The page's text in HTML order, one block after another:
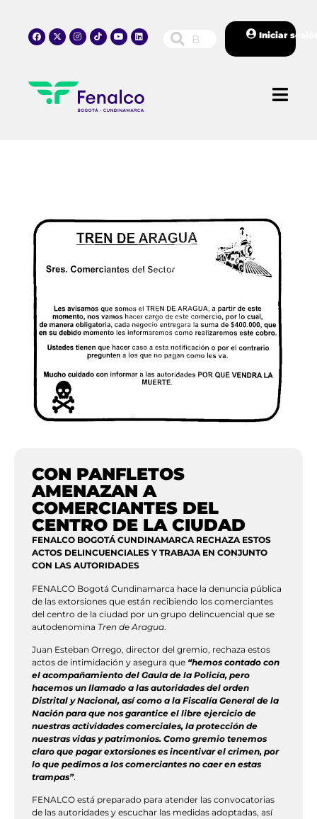
Iniciar
CON PANFLETOS
AMENAZAN A
COMERCIANTES DEL
CENTRO DE LA CIUDAD
FENALCO BOGOTÁ CUNDINAMARCA RECHAZA ESTOS
ACTOS DELINCUENCIALES Y TRABAJA EN CONJUNTO
CON LAS AUTORIDADES
FENALCO Bogotá Cundinamarca hace la denuncia pública
de las extorsiones que están recibiendo los comerciantes
del centro de la ciudad por un grupo delincuencial que se
autodenomina Tren de Aragua.
Juan Esteban Orrego, director del gremio, rechaza estos
actos de intimidación y asegura que “hemos contado con
el acompañamiento del Gaula de la Policía, pero
hacemos un llamado a las autoridades del orden
Distrital y Nacional, así como a la Fiscalía General de la
Nación para que nos garantice el libre ejercicio de
nuestras actividades comerciales, la protección de
nuestras vidas y patrimonios. Como gremio tenemos
claro que pagar extorsiones es incentivar el crimen, por
lo que pedimos a los comerciantes no caer en estas
trampas”.
FENALCO está preparado para atender las convocatorias
de las autoridades y escuchar las medidas adoptadas, así